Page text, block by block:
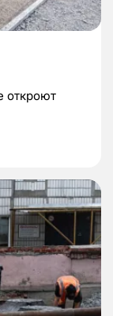
откроют